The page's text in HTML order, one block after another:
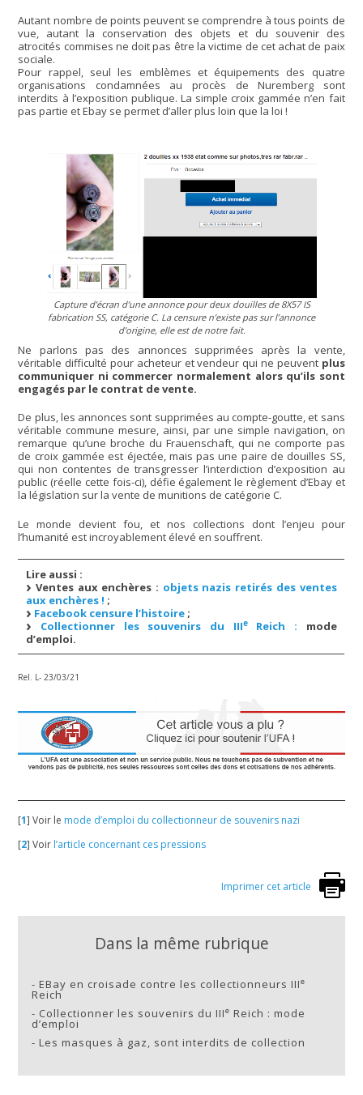
Autant nombre de points peuvent se comprendre à tous points de
vue, autant la conservation des objets et du souvenir des
atrocités commises ne doit pas être la victime de cet achat de paix
sociale.
Pour rappel, seul les emblèmes et équipements des quatre
organisations condamnées au procès de Nuremberg sont
interdits à l’exposition publique. La simple croix gammée n’en fait
pas partie et Ebay se permet d’aller plus loin que la loi !
Capture d’écran d’une annonce pour deux douilles de 8X57 IS
fabrication SS, catégorie C. La censure n’existe pas sur l’annonce
d’origine, elle est de notre fait.
Ne parlons pas des annonces supprimées après la vente,
véritable difficulté pour acheteur et vendeur qui ne peuvent plus
communiquer ni commercer normalement alors qu’ils sont
engagés par le contrat de vente.
De plus, les annonces sont supprimées au compte-goutte, et sans
véritable commune mesure, ainsi, par une simple navigation, on
remarque qu’une broche du Frauenschaft, qui ne comporte pas
de croix gammée est éjectée, mais pas une paire de douilles SS,
qui non contentes de transgresser l’interdiction d’exposition au
public (réelle cette fois-ci), défie également le règlement d’Ebay et
la législation sur la vente de munitions de catégorie C.
Le monde devient fou, et nos collections dont l’enjeu pour
l’humanité est incroyablement élevé en souffrent.
Lire aussi :
Ventes aux enchères : objets nazis retirés des ventes
aux enchères ! ;
Facebook censure l’histoire ;
Collectionner les souvenirs du IIIeReich : mode
d’emploi.
Rel. L- 23/03/21
[1]Voir le mode d’emploi du collectionneur de souvenirs nazi
[2]Voir l’article concernant ces pressions
Imprimer cet article
Dans la même rubrique
-EBay en croisade contre les collectionneurs IIIe
Reich
- Collectionner les souvenirs du IIIe Reich : mode
d’emploi
-Les masques à gaz, sont interdits de collection